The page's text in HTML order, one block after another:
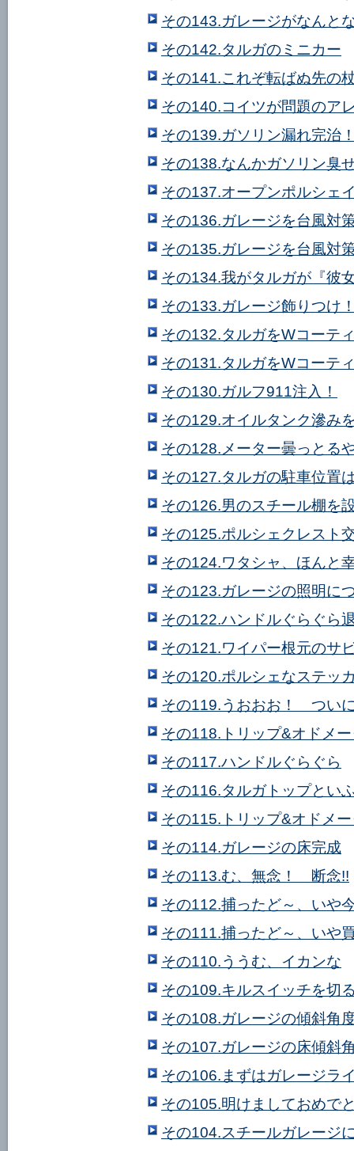
その143.ガレージがなんと
その142.タルガのミニカー
その141.これぞ転ばぬ先の
その140.コイツが問題のア
その139.ガソリン漏れ完治
その138.なんかガソリン臭
その137.オープンポルシェ
その136.ガレージを台風対
その135.ガレージを台風対
その134.我がタルガが『彼
その133.ガレージ飾りつけ
その132.タルガをWコーテ
その131.タルガをWコーテ
その130.ガルフ911注入！
その129.オイルタンク滲み
その128.メーター曇っとる
その127.タルガの駐車位置
その126.男のスチール棚を
その125.ポルシェクレスト
その124.ワタシャ、ほんと
その123.ガレージの照明に
その122.ハンドルぐらぐら
その121.ワイパー根元のサ
その120.ポルシェなステッ
その119.うおおお！ つい
その118.トリップ&オドメ
その117.ハンドルぐらぐら
その116.タルガトップとい
その115.トリップ&オドメ
その114.ガレージの床完成
その113.む、無念！ 断念!!
その112.捕ったど～、いや
その111.捕ったど～、いや
その110.ううむ、イカンな
その109.キルスイッチを切
その108.ガレージの傾斜角
その107.ガレージの床傾斜
その106.まずはガレージラ
その105.明けましておめで
その104.スチールガレージ